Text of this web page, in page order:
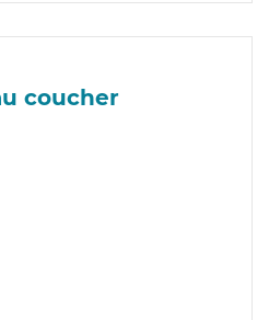
coucher